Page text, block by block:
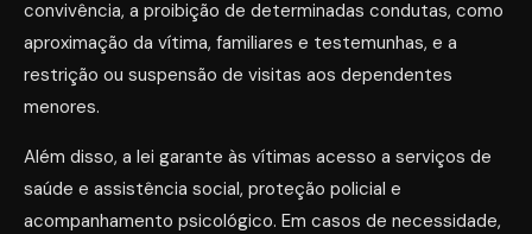
convivência, a proibição de determinadas condutas, como
aproximação da vítima, familiares e testemunhas, e a
restrição ou suspensão de visitas aos dependentes
menores.
Além disso, a lei garante às vítimas acesso a serviços de
saúde e assistência social, proteção policial e
acompanhamento psicológico. Em casos de necessidade,